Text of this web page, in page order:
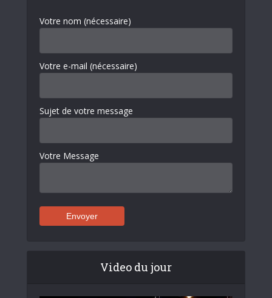
Votre nom (nécessaire)
Votre e-mail (nécessaire)
Sujet de votre message
Votre Message
Video du jour